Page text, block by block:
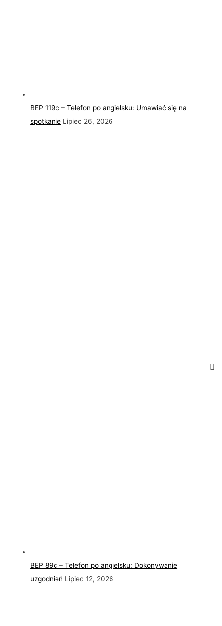
BEP 119c – Telefon po angielsku: Umawiać się na
spotkanie Lipiec 26, 2026
BEP 89c – Telefon po angielsku: Dokonywanie
uzgodnień Lipiec 12, 2026